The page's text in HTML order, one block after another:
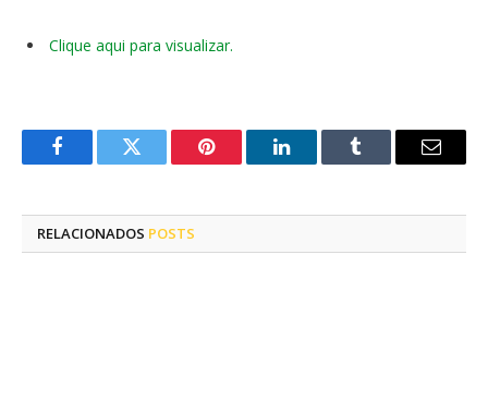
Clique aqui para visualizar.
FacebookTwitter Pinterest LinkedInTumblr
E-
RELACIONADOS POSTS